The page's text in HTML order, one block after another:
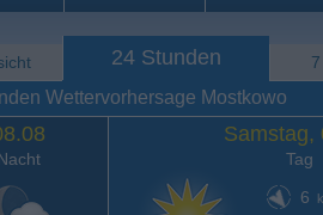
24 Stunden
Wettervorhersage Mostkowo
Samstag,
Tag
6